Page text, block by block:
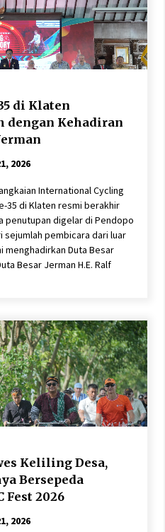
di Klaten
dengan Kehadiran
2026
International Cycling
35 di Klaten resmi berakhir
penutupan digelar di Pendopo
sejumlah pembicara dari luar
menghadirkan Duta Besar
Besar Jerman H.E. Ralf
Keliling Desa,
Bersepeda
Fest 2026
2026